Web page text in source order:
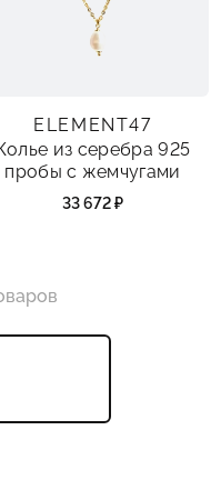
ELEMENT47
из серебра 925
пробы с жемчугами
33 672 ₽